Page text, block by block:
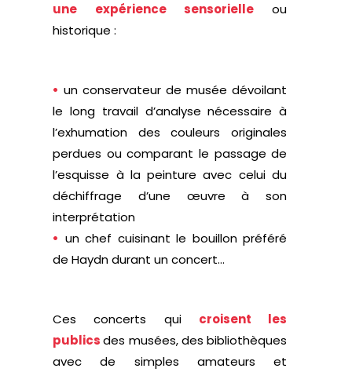
une expérience sensorielle
ou
historique :
• un conservateur de musée dévoilant
le long travail d’analyse nécessaire à
l’exhumation des couleurs originales
perdues ou comparant le passage de
l’esquisse à la peinture avec celui du
déchiffrage d’une œuvre à son
interprétation
• un chef cuisinant le bouillon préféré
de Haydn durant un concert…
Ces concerts qui
croisent les
publics des musées, des bibliothèques
avec de simples amateurs et